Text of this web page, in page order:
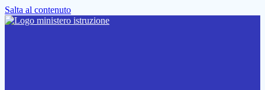
Salta al contenuto